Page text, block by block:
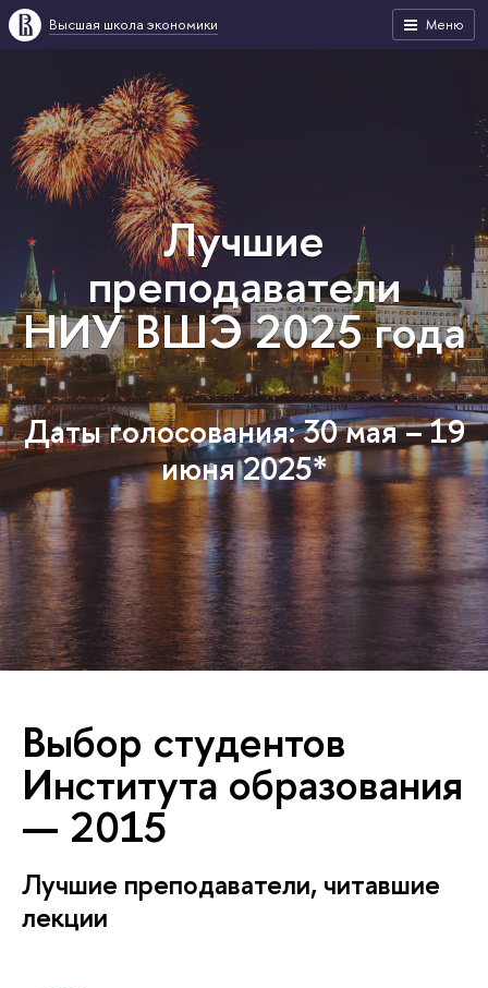
Меню
Высшая школа экономики
Лучшие
преподаватели
НИУ ВШЭ 2025 года
Даты голосования: 30 мая – 19
июня 2025*
Выбор студентов
Института образования
— 2015
Лучшие преподаватели, читавшие
лекции